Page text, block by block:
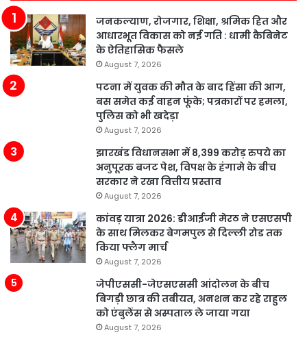
जनकल्याण, रोजगार, शिक्षा, श्रमिक हित और
आधारभूत विकास को नई गति : धामी कैबिनेट
के ऐतिहासिक फैसले
August 7, 2026
पटना में युवक की मौत के बाद हिंसा की आग,
बस समेत कई वाहन फूंके; पत्रकारों पर हमला,
पुलिस को भी खदेड़ा
August 7, 2026
झारखंड विधानसभा में 8,399 करोड़ रुपये का
अनुपूरक बजट पेश, विपक्ष के हंगामे के बीच
सरकार ने रखा वित्तीय प्रस्ताव
August 7, 2026
कांवड़ यात्रा 2026: डीआईजी मेरठ ने एसएसपी
के साथ मिलकर बेगमपुल से दिल्ली रोड तक
किया फ्लैग मार्च
August 7, 2026
जेपीएससी-जेएसएससी आंदोलन के बीच
बिगड़ी छात्र की तबीयत, अनशन कर रहे राहुल
को एंबुलेंस से अस्पताल ले जाया गया
August 7, 2026